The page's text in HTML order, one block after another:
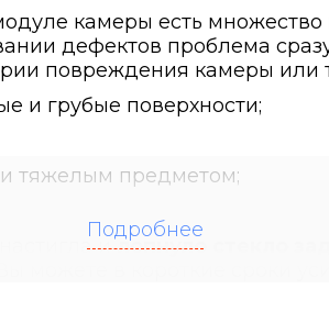
камеры есть
дефектов проблема
повреждения камеры или
и грубые поверхности;
тяжелым предметом;
илопнуло стекло
Подробнее